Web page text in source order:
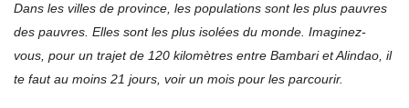
Dans les villes de province, les populations sont les plus pauvres
des pauvres. Elles sont les plus isolées du monde. Imaginez-
vous, pour un trajet de 120 kilomètres entre Bambari et Alindao, il
te faut au moins 21 jours, voir un mois pour les parcourir.